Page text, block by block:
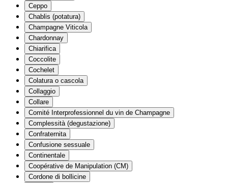
Ceppo
Chablis (potatura)
Champagne Viticola
Chardonnay
Chiarifica
Coccolite
Cochelet
Colatura o cascola
Collaggio
Collare
Comité Interprofessionnel du vin de Champagne
Complessità (degustazione)
Confraternita
Confusione sessuale
Continentale
Coopérative de Manipulation (CM)
Cordone di bollicine